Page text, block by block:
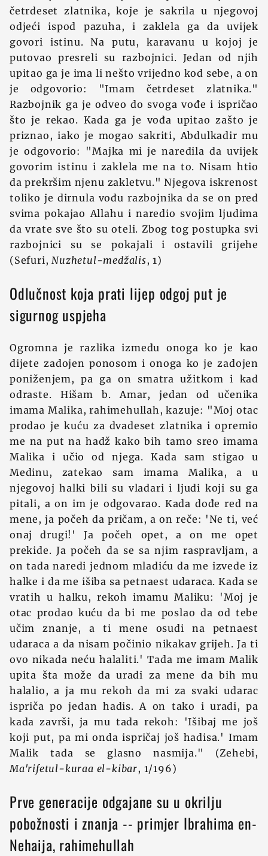
četrdeset zlatnika, koje je sakrila u njegovoj
odjeći ispod pazuha, i zaklela ga da uvijek
govori istinu. Na putu, karavanu u kojoj je
putovao presreli su razbojnici. Jedan od njih
upitao ga je ima li nešto vrijedno kod sebe, a on
je odgovorio: "Imam četrdeset zlatnika."
Razbojnik ga je odveo do svoga vođe i ispričao
što je rekao. Kada ga je vođa upitao zašto je
priznao, iako je mogao sakriti, Abdulkadir mu
je odgovorio: "Majka mi je naredila da uvijek
govorim istinu i zaklela me na to. Nisam htio
da prekršim njenu zakletvu." Njegova iskrenost
toliko je dirnula vođu razbojnika da se on pred
svima pokajao Allahu i naredio svojim ljudima
da vrate sve što su oteli. Zbog tog postupka svi
razbojnici su se pokajali i ostavili grijehe
(Sefuri,Nuzhetul-medžalis, 1)
Odlučnost koja prati lijep odgoj put je
sigurnog uspjeha
Ogromna je razlika između onoga ko je kao
dijete zadojen ponosom i onoga ko je zadojen
poniženjem, pa ga on smatra užitkom i kad
odraste. Hišam b. Amar, jedan od učenika
imama Malika, rahimehullah, kazuje: "Moj otac
prodao je kuću za dvadeset zlatnika i opremio
me na put na hadž kako bih tamo sreo imama
Malika i učio od njega. Kada sam stigao u
Medinu, zatekao sam imama Malika, a u
njegovoj halki bili su vladari i ljudi koji su ga
pitali, a on im je odgovarao. Kada dođe red na
mene, ja počeh da pričam, a on reče: 'Ne ti, već
onaj drugi!' Ja počeh opet, a on me opet
prekide. Ja počeh da se sa njim raspravljam, a
on tada naredi jednom mladiću da me izvede iz
halke i da me išiba sa petnaest udaraca. Kada se
vratih u halku, rekoh imamu Maliku: 'Moj je
otac prodao kuću da bi me poslao da od tebe
učim znanje, a ti mene osudi na petnaest
udaraca a da nisam počinio nikakav grijeh. Ja ti
ovo nikada neću halaliti.' Tada me imam Malik
upita šta može da uradi za mene da bih mu
halalio, a ja mu rekoh da mi za svaki udarac
ispriča po jedan hadis. A on tako i uradi, pa
kada završi, ja mu tada rekoh: 'Išibaj me još
koji put, pa mi onda ispričaj još hadisa.' Imam
Malik tada se glasno nasmija." (Zehebi,
Ma'rifetul-kuraa el-kibar, 1/196)
Prve generacije odgajane su u okrilju
pobožnosti i znanja -- primjer Ibrahima en-
Nehaija, rahimehullah